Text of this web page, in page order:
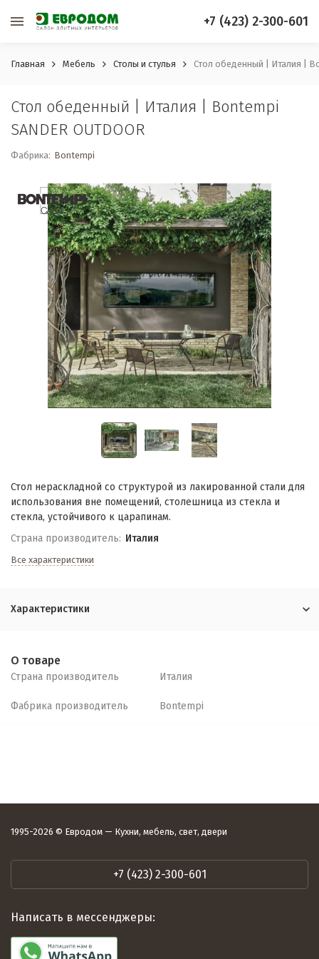
+7 (423) 2-300-601
Главная Мебель Столы и стулья Стол обеденный | Италия |
Стол обеденный | Италия | Bontempi
SANDER OUTDOOR
Фабрика: Bontempi
Стол нераскладной со структурой из лакированной стали для
использования вне помещений, столешница из стекла и
стекла, устойчивого к царапинам.
Страна производитель: Италия
Все характеристики
Характеристики
О товаре
Страна производитель Италия
Фабрика производитель Bontempi
1995-2026 © Евродом — Кухни, мебель, свет, двери
+7 (423) 2-300-601
Написать в мессенджеры: